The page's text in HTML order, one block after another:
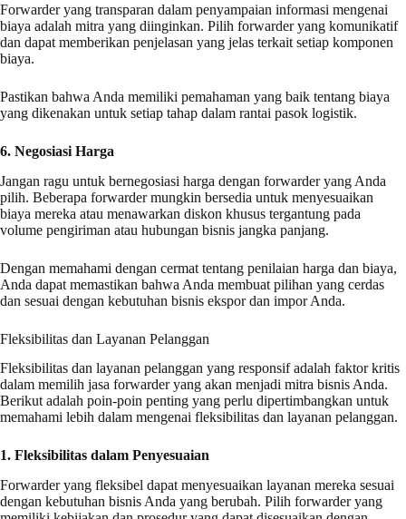
Forwarder yang transparan dalam penyampaian informasi mengenai
biaya adalah mitra yang diinginkan. Pilih forwarder yang komunikatif
dan dapat memberikan penjelasan yang jelas terkait setiap komponen
biaya.
Pastikan bahwa Anda memiliki pemahaman yang baik tentang biaya
yang dikenakan untuk setiap tahap dalam rantai pasok logistik.
6. Negosiasi Harga
Jangan ragu untuk bernegosiasi harga dengan forwarder yang Anda
pilih. Beberapa forwarder mungkin bersedia untuk menyesuaikan
biaya mereka atau menawarkan diskon khusus tergantung pada
volume pengiriman atau hubungan bisnis jangka panjang.
Dengan memahami dengan cermat tentang penilaian harga dan biaya,
Anda dapat memastikan bahwa Anda membuat pilihan yang cerdas
dan sesuai dengan kebutuhan bisnis ekspor dan impor Anda.
Fleksibilitas dan Layanan Pelanggan
Fleksibilitas dan layanan pelanggan yang responsif adalah faktor kritis
dalam memilih jasa forwarder yang akan menjadi mitra bisnis Anda.
Berikut adalah poin-poin penting yang perlu dipertimbangkan untuk
memahami lebih dalam mengenai fleksibilitas dan layanan pelanggan.
1. Fleksibilitas dalam Penyesuaian
Forwarder yang fleksibel dapat menyesuaikan layanan mereka sesuai
dengan kebutuhan bisnis Anda yang berubah. Pilih forwarder yang